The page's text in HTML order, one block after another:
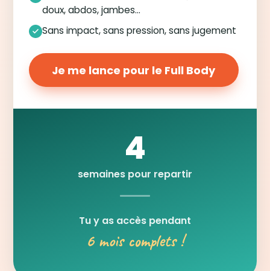
doux, abdos, jambes…
Sans impact, sans pression, sans jugement
Je me lance pour le Full Body
4
semaines pour repartir
Tu y as accès pendant
6 mois complets !